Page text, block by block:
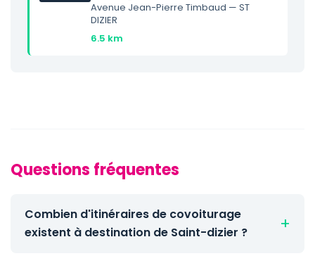
Avenue Jean-Pierre Timbaud — ST
DIZIER
6.5 km
Questions fréquentes
Combien d'itinéraires de covoiturage
existent à destination de Saint-dizier ?